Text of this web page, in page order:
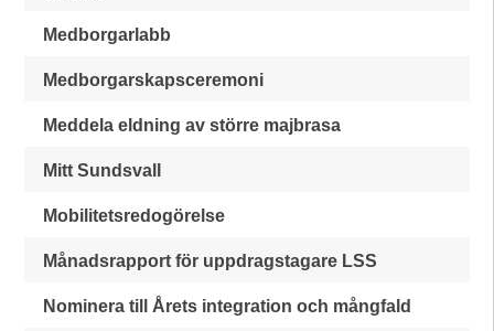
Medborgarlabb
Medborgarskapsceremoni
Meddela eldning av större majbrasa
Mitt Sundsvall
Mobilitetsredogörelse
Månadsrapport för uppdragstagare LSS
Nominera till Årets integration och mångfald